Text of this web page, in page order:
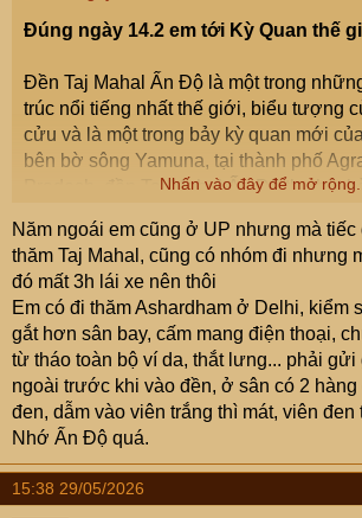
Đúng ngày 14.2 em tới Kỳ Quan thế
Đền Taj Mahal Ấn Độ là một trong
trúc nổi tiếng nhất thế giới, biểu tượng
cửu và là một trong bảy kỳ quan mới
bên bờ sông Yamuna, tại thành phố
Pradesh, đền Taj Mahal Ấn Độ thu hút
yêu đầy xúc động của Hoàng đế Shah
Hoàng hậu Mumtaz Mahal.
Sáng sớm đón bình mình nên em dậy
nhiên bên này 6h mặt trời mới mọc,
mua vé và xếp hàng kiểm tra an ninh
View attachment 9546384
Cổng phia tây
View attachment 9546390
Nhấn vào đây để mở rộng...
Năm ngoái em cũng ở UP nhưng mà
thăm Taj Mahal, cũng có nhóm đi nhưng
đó mất 3h lái xe nên thôi
Em có đi thăm Ashardham ở Delhi, kiểm
gắt hơn sân bay, cấm mang điện thoại,
từ tháo toàn bộ ví da, thắt lưng... phải gửi
ngoài trước khi vào đền, ở sân có 2 hàng
đen, dẫm vào viên trắng thì mát, viên đen
Nhớ Ấn Độ quá.
15:38 29/05/2026